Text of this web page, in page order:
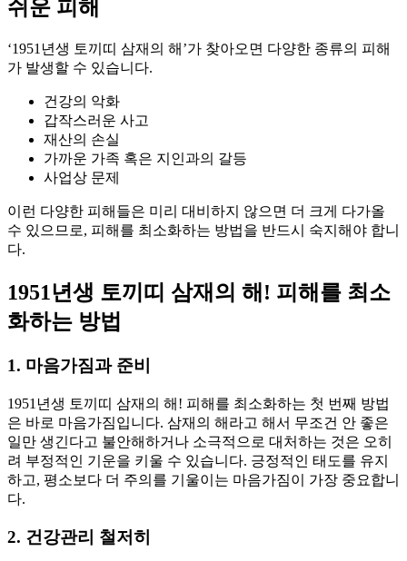
쉬운 피해
‘1951년생 토끼띠 삼재의 해’가 찾아오면 다양한 종류의 피해
가 발생할 수 있습니다.
건강의 악화
갑작스러운 사고
재산의 손실
가까운 가족 혹은 지인과의 갈등
사업상 문제
이런 다양한 피해들은 미리 대비하지 않으면 더 크게 다가올
수 있으므로, 피해를 최소화하는 방법을 반드시 숙지해야 합니
다.
1951년생 토끼띠 삼재의 해! 피해를 최소
화하는 방법
1. 마음가짐과 준비
1951년생 토끼띠 삼재의 해! 피해를 최소화하는 첫 번째 방법
은 바로 마음가짐입니다. 삼재의 해라고 해서 무조건 안 좋은
일만 생긴다고 불안해하거나 소극적으로 대처하는 것은 오히
려 부정적인 기운을 키울 수 있습니다. 긍정적인 태도를 유지
하고, 평소보다 더 주의를 기울이는 마음가짐이 가장 중요합니
다.
2. 건강관리 철저히